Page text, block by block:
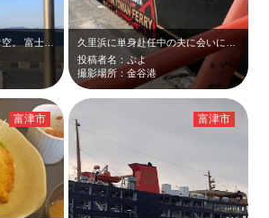
雲一つ無い澄み切った青空。 富士山🗻をバックに、 金谷、恋人の聖地からの一…
投稿者名：ぷよ
撮影場所：金谷港
富津市 富津市